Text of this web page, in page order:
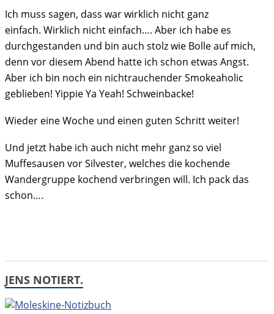
Ich muss sagen, dass war wirklich nicht ganz
einfach. Wirklich nicht einfach…. Aber ich habe es
durchgestanden und bin auch stolz wie Bolle auf mich,
denn vor diesem Abend hatte ich schon etwas Angst.
Aber ich bin noch ein nichtrauchender Smokeaholic
geblieben! Yippie Ya Yeah! Schweinbacke!
Wieder eine Woche und einen guten Schritt weiter!
Und jetzt habe ich auch nicht mehr ganz so viel
Muffesausen vor Silvester, welches die kochende
Wandergruppe kochend verbringen will. Ich pack das
schon….
JENS NOTIERT.